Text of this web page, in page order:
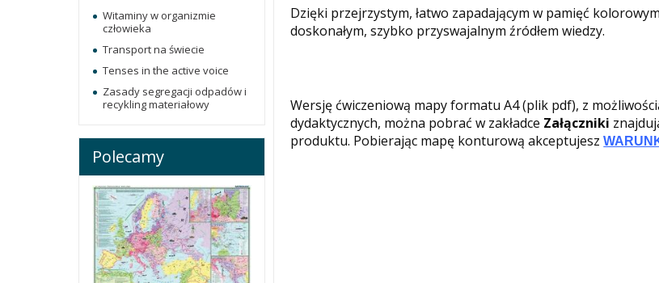
Dzięki przejrzystym, łatwo zapadającym w pamięć
doskonałym, szybko przyswajalnym źródłem wiedzy.
Wersję ćwiczeniową mapy formatu A4 (plik pdf), z
dydaktycznych, można pobrać w zakładce Załączniki
produktu. Pobierając mapę konturową akceptujesz
Witaminy w organizmie
człowieka
Transport na świecie
Tenses in the active voice
Zasady segregacji odpadów i
recykling materiałowy
Polecamy